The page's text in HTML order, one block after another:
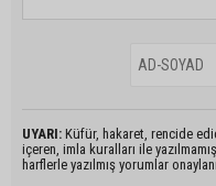
UYARI: Küfür, hakaret, rencide
içeren, imla kuralları ile
harflerle yazılmış yorumlar